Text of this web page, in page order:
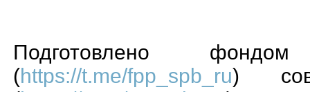
Подготовлено фондом
(https://t.me/fpp_spb_ru)